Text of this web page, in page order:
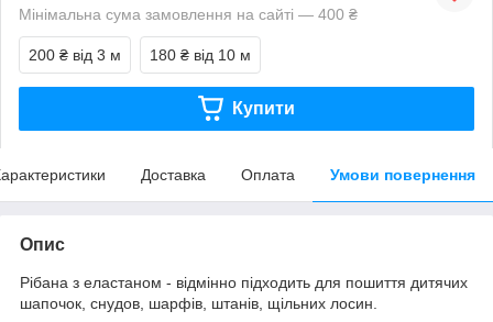
Мінімальна сума замовлення на сайті — 400 ₴
200 ₴ від 3 м 180 ₴ від 10 м
Купити
Доставка Оплата Умови повернення
Опис
Рібана з еластаном - відмінно підходить для пошиття дитячих
шапочок, снудов, шарфів, штанів, щільних лосин.